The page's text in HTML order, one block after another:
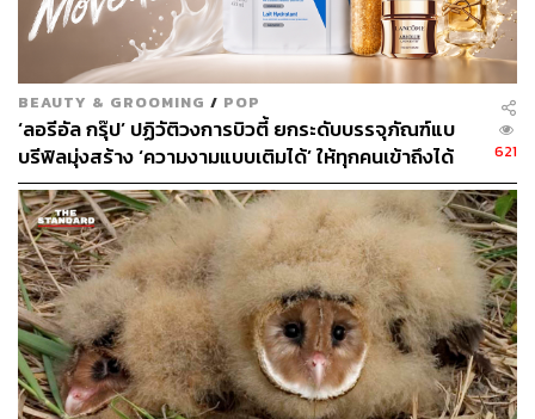
BEAUTY & GROOMING / POP
‘ลอรีอัล กรุ๊ป’ ปฏิวัติวงการบิวตี้ ยกระดับบรรจุภัณฑ์แบ
บรีฟิลมุ่งสร้าง ‘ความงามแบบเติมได้’ ให้ทุกคนเข้าถึงได้
[Advertorial]
621